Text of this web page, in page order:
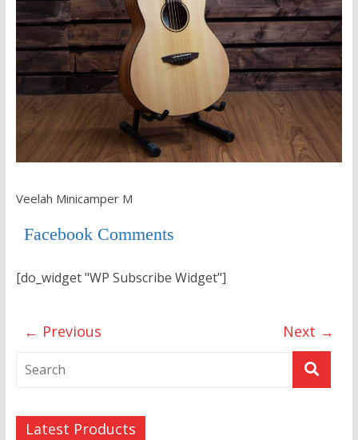
Veelah Minicamper M
Facebook Comments
[do_widget "WP Subscribe Widget"]
← Previous Next →
Latest Products